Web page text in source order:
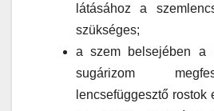
látásához a
szükséges;
a szem belsejében a
sugárizom
lencsefüggesztő rostok